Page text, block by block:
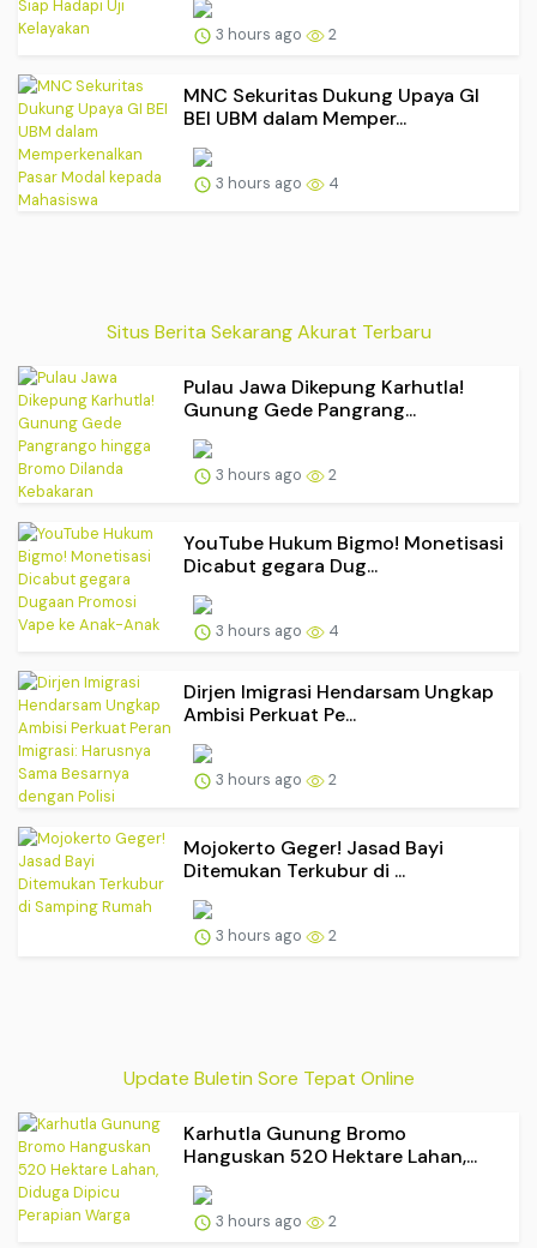
3 hours ago 2
MNC Sekuritas Dukung Upaya GI
BEI UBM dalam Memper...
3 hours ago 4
Situs Berita Sekarang Akurat Terbaru
Pulau Jawa Dikepung Karhutla!
Gunung Gede Pangrang...
3 hours ago 2
YouTube Hukum Bigmo! Monetisasi
Dicabut gegara Dug...
3 hours ago 4
Dirjen Imigrasi Hendarsam Ungkap
Ambisi Perkuat Pe...
3 hours ago 2
Mojokerto Geger! Jasad Bayi
Ditemukan Terkubur di ...
3 hours ago 2
Update Buletin Sore Tepat Online
Karhutla Gunung Bromo
Hanguskan 520 Hektare Lahan,...
3 hours ago 2